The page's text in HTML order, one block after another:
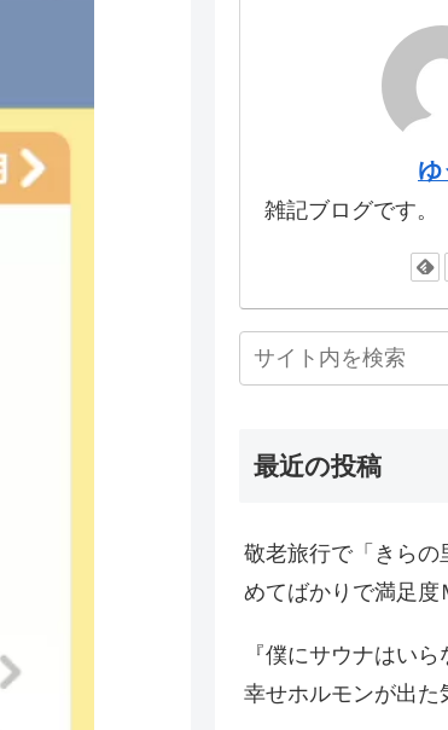
ゆ
雑記ブログです。
最近の投稿
敬老旅行で「きらの
めてばかりで満足度
『僕にサウナはい
幸せホルモンが出た